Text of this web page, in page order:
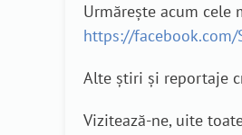
Urmărește acum cele
https://
Alte știri și reportaje
Vizitează-ne, uite